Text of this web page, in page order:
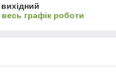
весь графік роботи